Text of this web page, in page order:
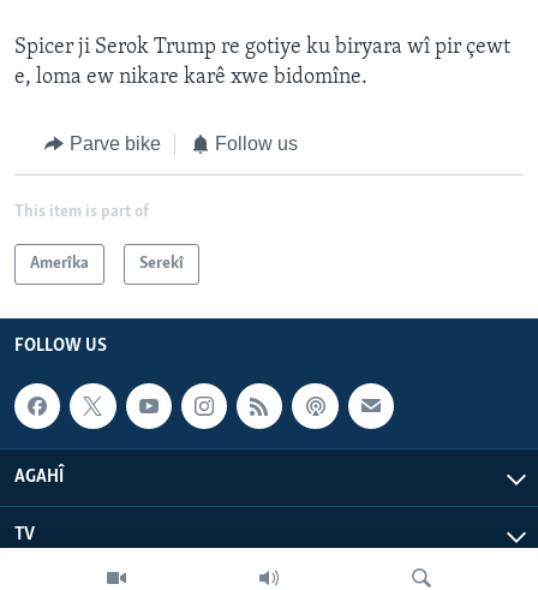
Spicer ji Serok Trump re gotiye ku biryara wî pir çewt
e, loma ew nikare karê xwe bidomîne.
Parve bike Follow us
This item is part of
Amerîka Serekî
FOLLOW US
AGAHÎ
TV